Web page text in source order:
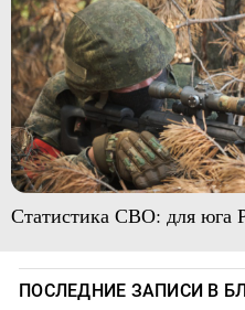
Статистика СВО: для юга
ПОСЛЕДНИЕ ЗАПИСИ В